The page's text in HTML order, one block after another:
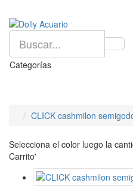
Categorías
CLICK cashmilon
Selecciona el color luego la
Carrito'